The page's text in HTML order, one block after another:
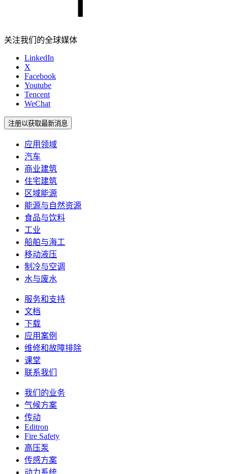
关注我们的全球媒体
LinkedIn
X
Facebook
Youtube
Tencent
WeChat
注册以获取最新消息
应用领域
汽车
商业建筑
住宅建筑
区域能源
能源与自然资源
食品与饮料
工业
船舶与海工
移动液压
制冷与空调
水与废水
服务和支持
文档
下载
应用案例
维修和故障排除
课堂
联系我们
我们的业务
气候方案
传动
Editron
Fire Safety
高压泵
传感方案
动力系统